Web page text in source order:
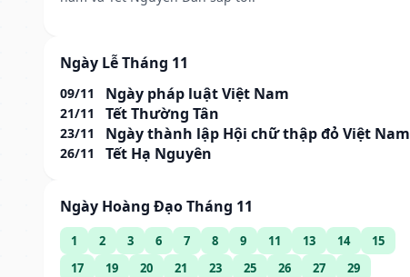
Ngày Lễ Tháng 11
09/11 Ngày pháp luật Việt Nam
21/11 Tết Thường Tân
23/11 Ngày thành lập Hội chữ thập đỏ Việt Nam
26/11 Tết Hạ Nguyên
Ngày Hoàng Đạo Tháng 11
1 2 3 6 7 8 9 11 13 14
15
17
19 20 21 23 25 26 27 29